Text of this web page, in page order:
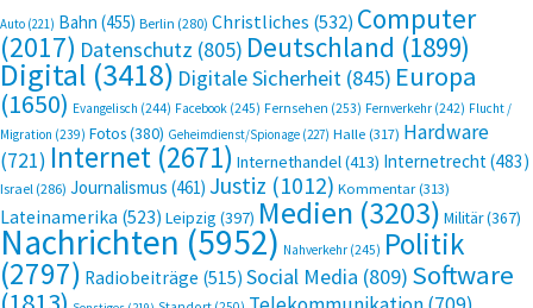
Auto (221) Bahn (455) Berlin (280) Christliches (532) Computer
(2017) Datenschutz (805) Deutschland (1899)
Digital (3418) Digitale Sicherheit (845) Europa
(1650) Evangelisch (244) Facebook (245) Fernsehen (253) Fernverkehr (242) Flucht /
Migration (239) Fotos(380) Geheimdienst/Spionage (227) Halle(317) Hardware
(721) Internet (2671) Internethandel(413) Internetrecht(483)
Israel (286) Journalismus (461) Justiz (1012) Kommentar(313)
Lateinamerika (523) Leipzig (397) Medien (3203) Militär(367)
Nachrichten(5952) Nahverkehr (245) Politik
(2797) Radiobeiträge (515) Social Media (809) Software